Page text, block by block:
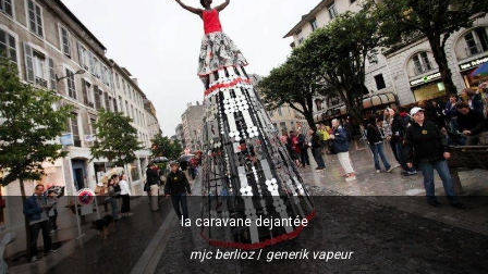
la caravane dejantée
mjc berlioz/ generik vapeur